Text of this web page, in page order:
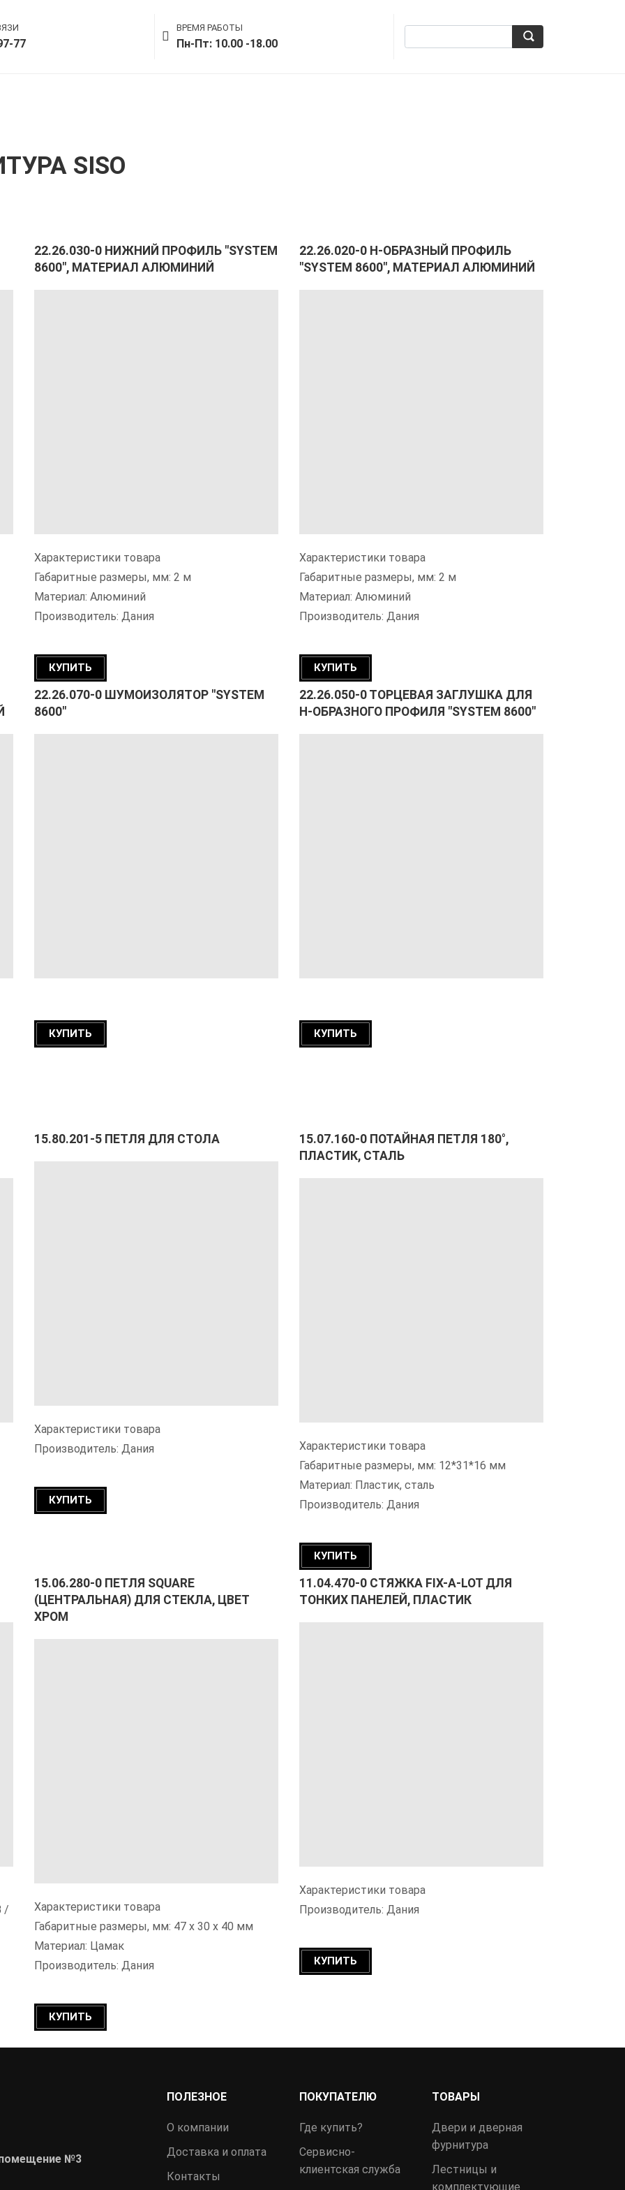
77
ВРЕМЯ РАБОТЫ
Пн-Пт: 10.00 -18.00
SISO
22.26.030-0 НИЖНИЙ ПРОФИЛЬ "SYSTEM
8600", МАТЕРИАЛ АЛЮМИНИЙ
Характеристики товара
Габаритные размеры, мм: 2 м
Материал: Алюминий
Производитель: Дания
КУПИТЬ
22.26.020-0 Н-ОБРАЗНЫЙ ПРОФИЛЬ
"SYSTEM 8600", МАТЕРИАЛ АЛЮМИНИЙ
Характеристики товара
Габаритные размеры, мм: 2 м
Материал: Алюминий
Производитель: Дания
КУПИТЬ
22.26.070-0 ШУМОИЗОЛЯТОР "SYSTEM
8600"
КУПИТЬ
22.26.050-0 ТОРЦЕВАЯ ЗАГЛУШКА ДЛЯ
H-ОБРАЗНОГО ПРОФИЛЯ "SYSTEM 8600"
КУПИТЬ
15.80.201-5 ПЕТЛЯ ДЛЯ СТОЛА
Характеристики товара
Производитель: Дания
КУПИТЬ
15.07.160-0 ПОТАЙНАЯ ПЕТЛЯ 180°,
ПЛАСТИК, СТАЛЬ
Характеристики товара
Габаритные размеры, мм: 12*31*16 мм
Материал: Пластик, сталь
Производитель: Дания
КУПИТЬ
/
15.06.280-0 ПЕТЛЯ SQUARE
(ЦЕНТРАЛЬНАЯ) ДЛЯ СТЕКЛА, ЦВЕТ
ХРОМ
Характеристики товара
Габаритные размеры, мм: 47 х 30 х 40 мм
Материал: Цамак
Производитель: Дания
КУПИТЬ
11.04.470-0 СТЯЖКА FIX-A-LOT ДЛЯ
ТОНКИХ ПАНЕЛЕЙ, ПЛАСТИК
Характеристики товара
Производитель: Дания
КУПИТЬ
помещение №3
ПОЛЕЗНОЕ
О компании
Доставка и оплата
Контакты
ПОКУПАТЕЛЮ
Где купить?
Сервисно-
клиентская служба
ТОВАРЫ
Двери и дверная
фурнитура
Лестницы и
комплектующие